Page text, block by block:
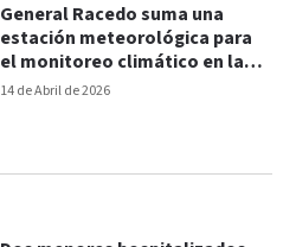
14 de Abril de 2026
General Racedo suma una
estación meteorológica para
el monitoreo climático en la
provincia